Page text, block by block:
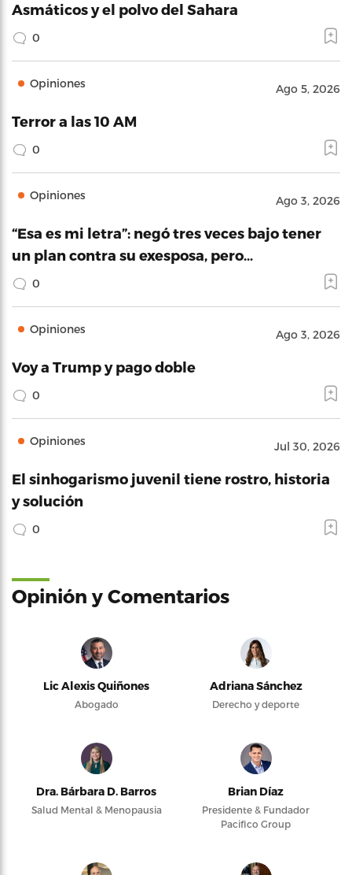
Asmáticos y el polvo del Sahara
0
Opiniones Ago 5, 2026
Terror a las 10 AM
0
Opiniones Ago 3, 2026
“Esa es mi letra”: negó tres veces bajo tener
un plan contra su exesposa, pero…
0
Opiniones Ago 3, 2026
Voy a Trump y pago doble
0
Opiniones Jul 30, 2026
El sinhogarismo juvenil tiene rostro, historia
y solución
0
Opinión y Comentarios
Lic Alexis Quiñones
Abogado
Adriana Sánchez
Derecho y deporte
Dra. Bárbara D. Barros
Salud Mental & Menopausia
Brian Díaz
Presidente & Fundador
Pacifico Group